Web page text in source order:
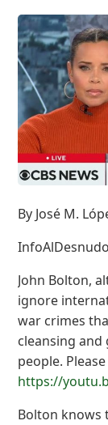
By José M.
InfoAlDesnudo
John Bolton,
ignore
war crimes
cleansing and
people.
https://
Bolton knows